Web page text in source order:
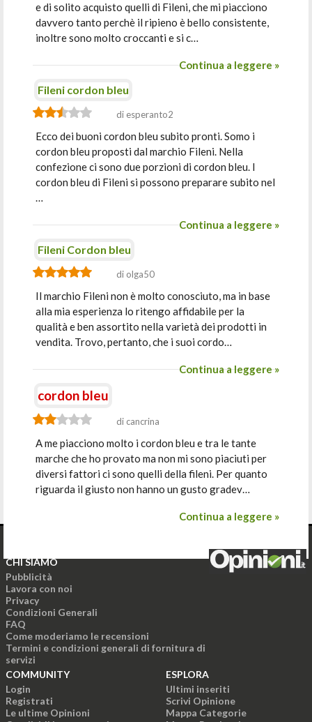
e di solito acquisto quelli di Fileni, che mi piacciono
davvero tanto perchè il ripieno è bello consistente,
inoltre sono molto croccanti e si c…
Continua a leggere »
Fileni cordon bleu
di esperanto2
Ecco dei buoni cordon bleu subito pronti. Somo i
cordon bleu proposti dal marchio Fileni. Nella
confezione ci sono due porzioni di cordon bleu. I
cordon bleu di Fileni si possono preparare subito nel
…
Continua a leggere »
Fileni Cordon bleu
di olga50
Il marchio Fileni non è molto conosciuto, ma in base
alla mia esperienza lo ritengo affidabile per la
qualità e ben assortito nella varietà dei prodotti in
vendita. Trovo, pertanto, che i suoi cordo…
Continua a leggere »
cordon bleu
di cancrina
A me piacciono molto i cordon bleu e tra le tante
marche che ho provato ma non mi sono piaciuti per
diversi fattori ci sono quelli della fileni. Per quanto
riguarda il giusto non hanno un gusto gradev…
Continua a leggere »
CHI SIAMO
Pubblicità
Lavora con noi
Privacy
Condizioni Generali
FAQ
Come moderiamo le recensioni
Termini e condizioni generali di fornitura di
servizi
COMMUNITY
Login
Registrati
Le ultime Opinioni
ESPLORA
Ultimi inseriti
Scrivi Opinione
Mappa Categorie